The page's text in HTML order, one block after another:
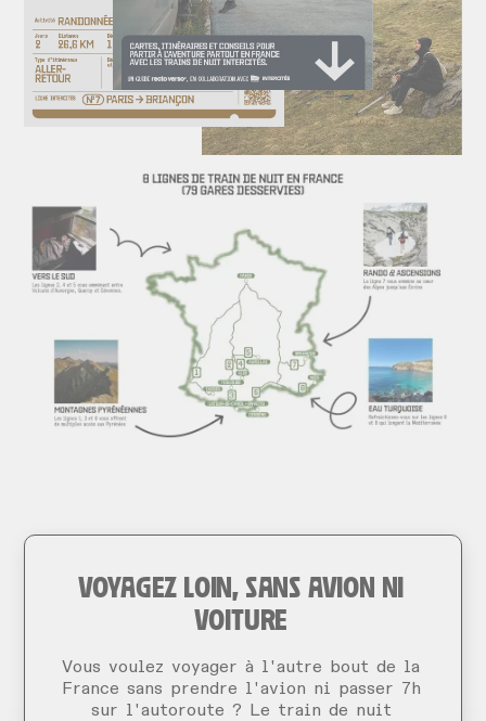
VOYAGEZ LOIN, SANS AVION NI
VOITURE
Vous voulez voyager à l'autre bout de la
France sans prendre l'avion ni passer 7h
sur l'autoroute ? Le train de nuit